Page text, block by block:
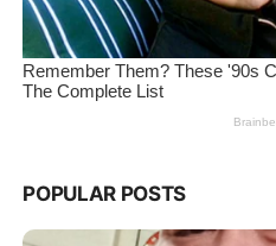
POPULAR POSTS